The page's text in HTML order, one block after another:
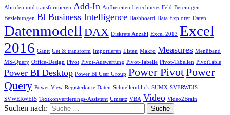
Abrufen und transformieren Add-In Aufbereiten berechnetes Feld Bereinigen
Beziehungen BI Business Intelligence Dashboard Data Explorer Daten
Datenmodell DAX Diskrete Anzahl Excel 2013 Excel
2016 Gantt Get & transform Importieren Listen Makro Measures Menüband
MS-Query Office-Design Pivot Pivot-Auswertung Pivot-Tabelle Pivot-Tabellen PivotTable
Power BI Desktop Power BI User Group Power PivotPower
Query Power View Registerkarte Daten Schnelleinblick SUMX SVERWEIS
SVWERWEIS Textkonvertierungs-Assistent Umsatz VBA Video Video2Brain
Suchen nach: